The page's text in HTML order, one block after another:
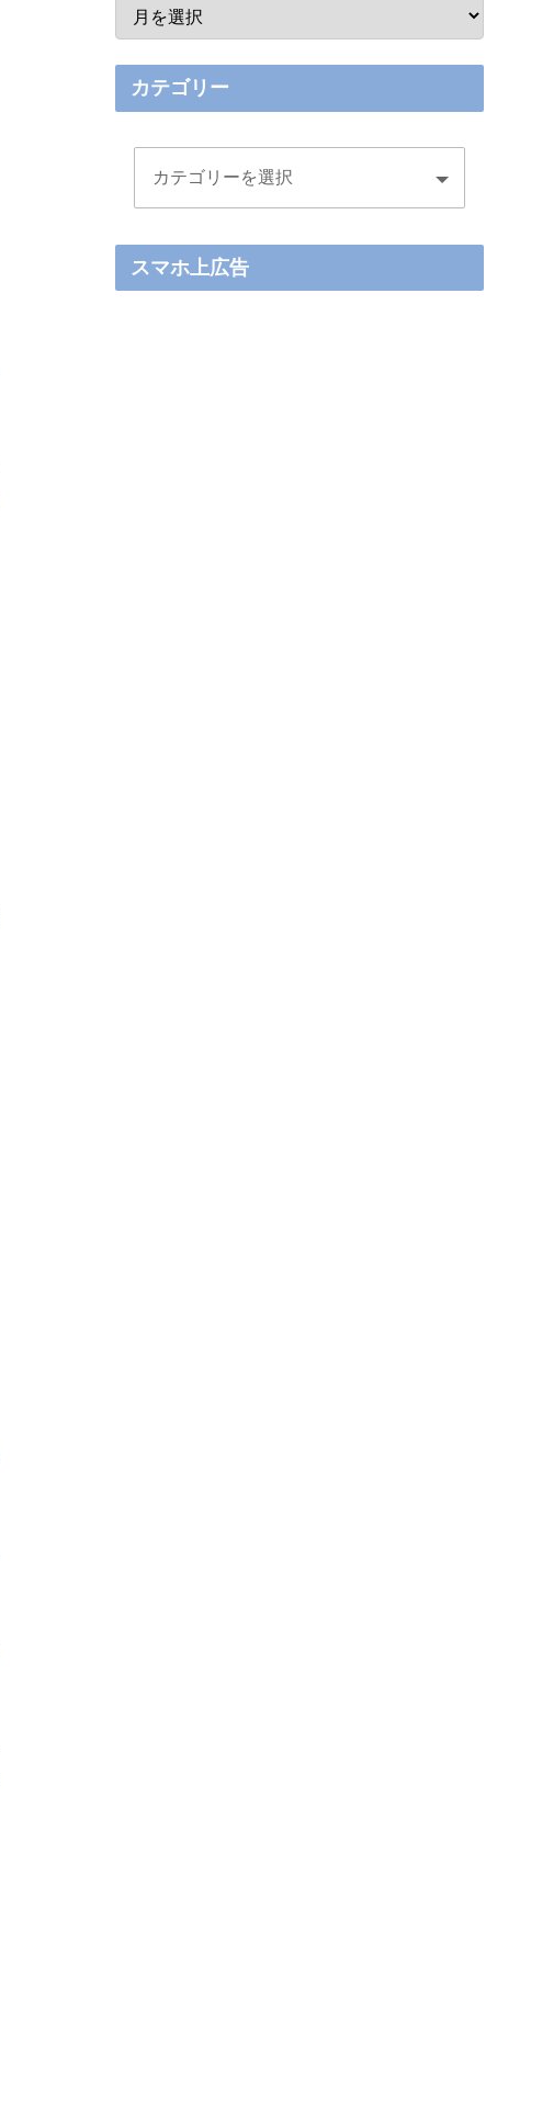
カテゴリー
スマホ上広告